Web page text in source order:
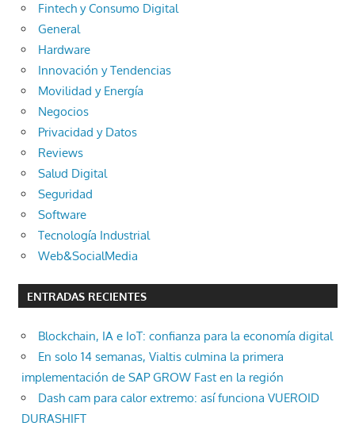
Fintech y Consumo Digital
General
Hardware
Innovación y Tendencias
Movilidad y Energía
Negocios
Privacidad y Datos
Reviews
Salud Digital
Seguridad
Software
Tecnología Industrial
Web&SocialMedia
ENTRADAS RECIENTES
Blockchain, IA e IoT: confianza para la economía digital
En solo 14 semanas, Vialtis culmina la primera
implementación de SAP GROW Fast en la región
Dash cam para calor extremo: así funciona VUEROID
DURASHIFT